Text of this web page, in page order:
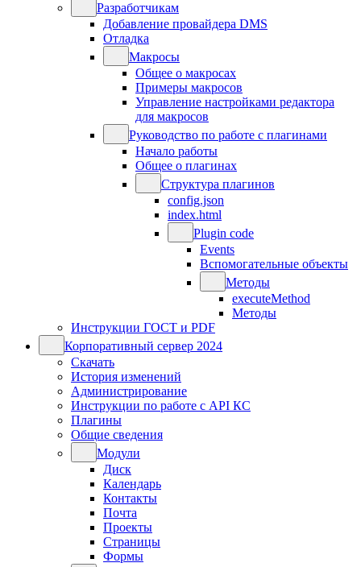
Разработчикам
Добавление провайдера DMS
Отладка
Макросы
Общее о макросах
Примеры макросов
Управление настройками редактора
для макросов
Руководство по работе с плагинами
Начало работы
Общее о плагинах
Структура плагинов
config.json
index.html
Plugin code
Events
Вспомогательные объекты
Методы
executeMethod
Методы
Инструкции ГОСТ и PDF
Корпоративный сервер 2024
Скачать
История изменений
Администрирование
Инструкции по работе с API КС
Плагины
Общие сведения
Модули
Диск
Календарь
Контакты
Почта
Проекты
Страницы
Формы